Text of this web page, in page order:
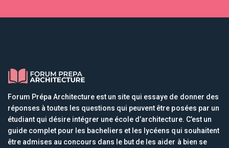
Forum Prépa Architecture est un site qui essaye de donner des
réponses à toutes les questions qui peuvent être posées par un
étudiant qui désire intégrer une école d’architecture. C’est un
guide complet pour les bacheliers et les lycéens qui souhaitent
être admises au concours dans le but de les aider à bien se